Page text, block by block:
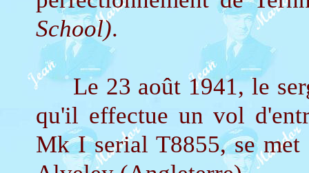
School).
Le 23 août 1941, le
qu'il effectue un vol
Mk I serial T8855, se